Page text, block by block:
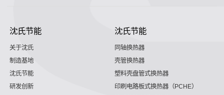
沈氏节能
关于沈氏
制造基地
沈氏节能
研发创新
沈氏节能
同轴换热器
壳管换热器
塑料壳盘管式换热器
印刷电路板式换热器（PCHE）